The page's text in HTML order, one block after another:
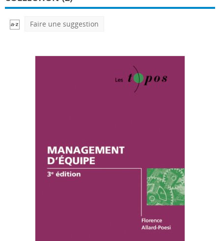
Faire une suggestion